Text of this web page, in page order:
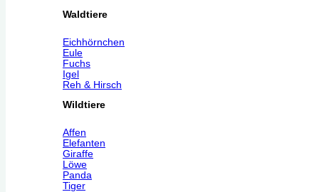
Waldtiere
Eichhörnchen
Eule
Fuchs
Igel
Reh & Hirsch
Wildtiere
Affen
Elefanten
Giraffe
Löwe
Panda
Tiger